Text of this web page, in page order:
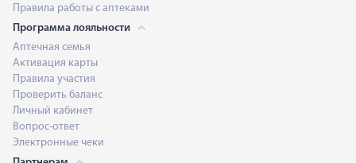
Правила работы с аптеками
Программа лояльности
Аптечная семья
Активация карты
Правила участия
Проверить баланс
Личный кабинет
Вопрос-ответ
Электронные чеки